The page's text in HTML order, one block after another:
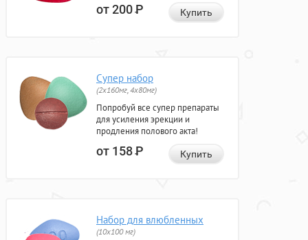
от 200Р Купить
Супер набор
(2х160мг, 4х80мг)
Попробуй все супер препараты
для усиления эрекции и
продления полового акта!
от 158Р Купить
Набор для влюбленных
(10х100 мг)